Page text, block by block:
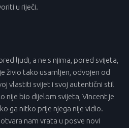
u riječi.
ljudi, a ne s njima, pored svijeta,
živio tako usamljen, odvojen od
vlastiti svijet i svoj autentični stil
nije bio dijelom svijeta, Vincent je
ga nitko prije njega nije vidio.
nam vrata u posve novi